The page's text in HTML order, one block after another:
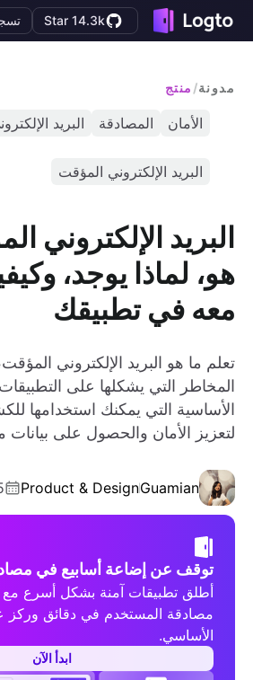
Star 14.3k
مدونة/ منتج
الأمان المصادقة البريد
البريد الإلكتروني المؤقت
البريد الإلكتروني
هو، لماذا يوجد،
معه في تطبيقك
تعلم ما هو البريد الإلكتروني
المخاطر التي يشكلها على
الأساسية التي يمكنك استخدامها
لتعزيز الأمان والحصول على
Guamian
Product & Design
توقف عن إضاعة أسابيع في
مصادقة المستخدم في دقائق وركز
الأساسي.
ابدأ الآن